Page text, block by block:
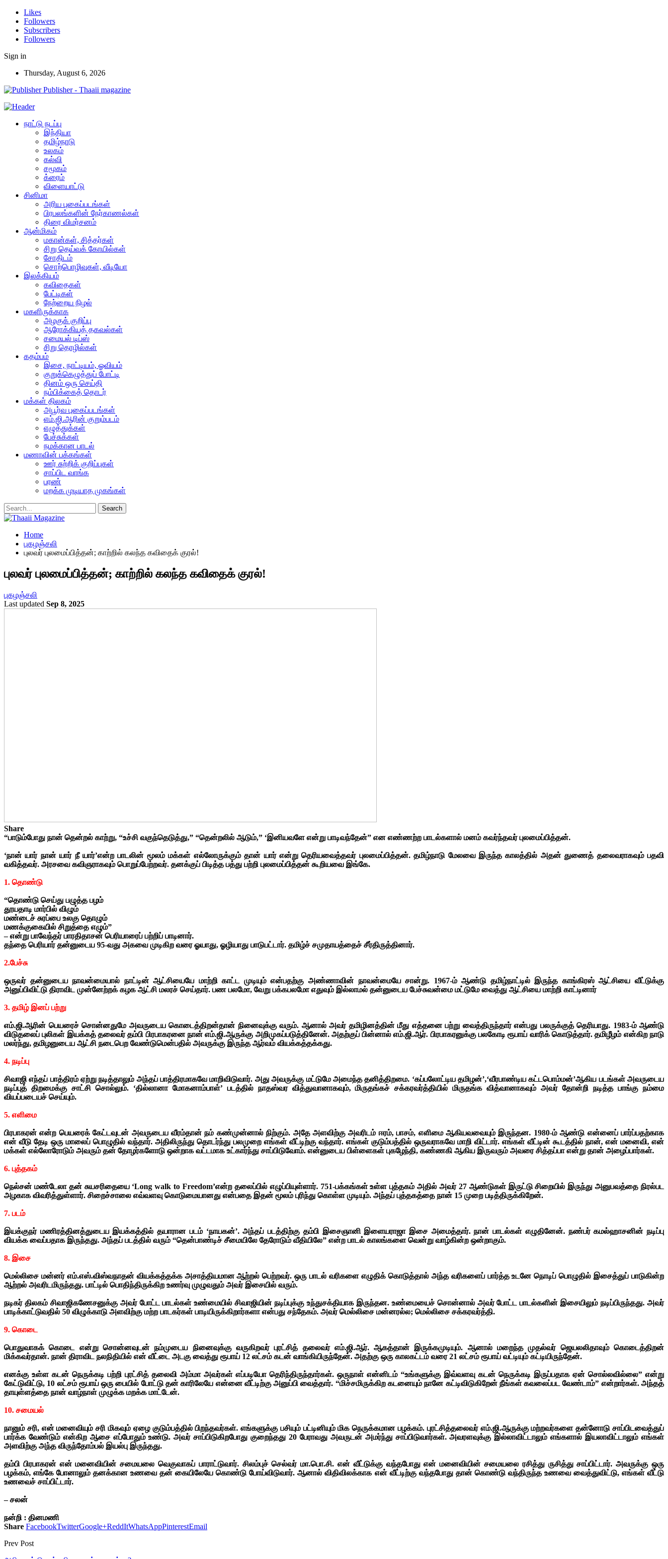
Likes
Followers
Subscribers
Followers
Sign in
Thursday, August 6, 2026
Publisher - Thaaii magazine
நாட்டு நடப்பு
இந்தியா
தமிழ்நாடு
உலகம்
கல்வி
சமூகம்
க்ரைம்
விளையாட்டு
சினிமா
அரிய புகைப்படங்கள்
பிரபலங்களின் நேர்காணல்கள்
திரை விமர்சனம்
ஆன்மிகம்
மகான்கள், சித்தர்கள்
சிறு தெய்வக் கோயில்கள்
சோதிடம்
சொற்பொழிவுகள், வீடியோ
இலக்கியம்
கவிதைகள்
பேட்டிகள்
நேற்றைய நிழல்
மகளிருக்காக
அழகுக் குறிப்பு
ஆரோக்கியத் தகவல்கள்
சமையல் டிப்ஸ்
சிறு தொழில்கள்
கதம்பம்
இசை, நாட்டியம், ஓவியம்
குறுக்கெழுத்துப் போட்டி
தினம் ஒரு செய்தி
நம்பிக்கைத் தொடர்
மக்கள் திலகம்
அபூர்வ புகைப்படங்கள்
எம்.ஜி.ஆரின் குறும்படம்
எழுத்துக்கள்
பேச்சுக்கள்
நமக்கான பாடல்
மணாவின் பக்கங்கள்
ஊர் சுற்றிக் குறிப்புகள்
சாப்பிட வாங்க
பரண்
மறக்க முடியாத முகங்கள்
Home
புகழஞ்சலி
புலவர் புலமைப்பித்தன்; காற்றில் கலந்த கவிதைக் குரல்!
புலவர் புலமைப்பித்தன்; காற்றில் கலந்த கவிதைக் குரல்!
புகழஞ்சலி
Last updated Sep 8, 2025
Share
“பாடும்போது நான் தென்றல் காற்று, “உச்சி வகுந்தெடுத்து,” “தென்றலில் ஆடும்,” ‘இனியவளே என்று பாடிவந்தேன்” என எண்ணற்ற பாடல்களால் மனம் கவர்ந்தவர் புலமைப்பித்தன்.
‘நான் யார் நான் யார் நீ யார்’என்ற பாடலின் மூலம் மக்கள் எல்லோருக்கும் தான் யார் என்று தெரியவைத்தவர் புலமைப்பித்தன். தமிழ்நாடு மேலவை இருந்த காலத்தில் அதன் துணைத் தலைவராகவும் பதவி
வகித்தவர். அரசவை கவிஞராகவும் பொறுப்பேற்றவர். தனக்குப் பிடித்த பத்து பற்றி புலமைப்பித்தன் கூறியவை இங்கே.
1. தொண்டு
“தொண்டு செய்து பழுத்த பழம்
தூயதாடி மார்பில் விழும்
மண்டைச் சுரப்பை உலகு தொழும்
மணக்குகையில் சிறுத்தை எழும்”
– என்று பாவேந்தர் பாரதிதாசன் பெரியாரைப் பற்றிப் பாடினார்.
தந்தை பெரியார் தன்னுடைய 95-வது அகவை முடிகிற வரை ஓயாது, ஓழியாது பாடுபட்டார். தமிழ்ச் சமுதாயத்தைச் சீர்திருத்தினார்.
2.பேச்சு
ஒருவர் தன்னுடைய நாவன்மையால் நாட்டின் ஆட்சியையே மாற்றி காட்ட முடியும் என்பதற்கு அண்ணாவின் நாவன்மையே சான்று. 1967-ம் ஆண்டு தமிழ்நாட்டில் இருந்த காங்கிரஸ் ஆட்சியை வீட்டுக்கு
அனுப்பிவிட்டு திராவிட முன்னேற்றக் கழக ஆட்சி மலரச் செய்தார். பண பலமோ, வேறு பக்கபலமோ எதுவும் இல்லாமல் தன்னுடைய பேச்சுவன்மை மட்டுமே வைத்து ஆட்சியை மாற்றி காட்டினார்
3. தமிழ் இனப் பற்று
எம்.ஜி.ஆரின் பெயரைச் சொன்னதுமே அவருடைய கொடைத்திறன்தான் நினைவுக்கு வரும். ஆனால் அவர் தமிழினத்தின் மீது எத்தனை பற்று வைத்திருந்தார் என்பது பலருக்குத் தெரியாது. 1983-ம் ஆண்டு
விடுதலைப் புலிகள் இயக்கத் தலைவர் தம்பி பிரபாகரனை நான் எம்.ஜி.ஆருக்கு அறிமுகப்படுத்தினேன். அதற்குப் பின்னால் எம்.ஜி.ஆர். பிரபாகரனுக்கு பலகோடி ரூபாய் வாரிக் கொடுத்தார். தமிழீழம் என்கிற நாடு
மலர்ந்து, தமிழனுடைய ஆட்சி நடைபெற வேண்டுமென்பதில் அவருக்கு இருந்த ஆர்வம் வியக்கத்தக்கது.
4. நடிப்பு
சிவாஜி எந்தப் பாத்திரம் ஏற்று நடித்தாலும் அந்தப் பாத்திரமாகவே மாறிவிடுவார். அது அவருக்கு மட்டுமே அமைந்த தனித்திறமை. ‘கப்பலோட்டிய தமிழன்’,‘வீரபாண்டிய கட்டபொம்மன்’ஆகிய படங்கள் அவருடைய
நடிப்புத் திறமைக்கு சாட்சி சொல்லும். ‘தில்லானா மோகனாம்பாள்’ படத்தில் நாதஸ்வர வித்துவானாகவும், மிருதங்கச் சக்கரவர்த்தியில் மிருதங்க வித்வானாகவும் அவர் தோன்றி நடித்த பாங்கு நம்மை
வியப்படையச் செய்யும்.
5. எளிமை
பிரபாகரன் என்ற பெயரைக் கேட்டவுடன் அவருடைய வீரம்தான் நம் கண்முன்னால் நிற்கும். அதே அளவிற்கு அவரிடம் ஈரம், பாசம், எளிமை ஆகியவவையும் இருந்தன. 1980-ம் ஆண்டு என்னைப் பார்ப்பதற்காக
என் வீடு தேடி ஒரு மாலைப் பொழுதில் வந்தார். அதிலிருந்து தொடர்ந்து பலமுறை எங்கள் வீட்டிற்கு வந்தார். எங்கள் குடும்பத்தில் ஒருவராகவே மாறி விட்டார். எங்கள் வீட்டின் கூடத்தில் நான், என் மனைவி, என்
மக்கள் எல்லோரோடும் அவரும் தன் தோழர்களோடு ஒன்றாக வட்டமாக உட்கார்ந்து சாப்பிடுவோம். என்னுடைய பிள்ளைகள் புகழேந்தி, கண்ணகி ஆகிய இருவரும் அவரை சித்தப்பா என்று தான் அழைப்பார்கள்.
6. புத்தகம்
நெல்சன் மண்டேலா தன் சுயசரிதையை ‘Long walk to Freedom’என்ற தலைப்பில் எழுப்பியுள்ளார். 751-பக்கங்கள் உள்ள புத்தகம் அதில் அவர் 27 ஆண்டுகள் இருட்டு சிறையில் இருந்து அனுபவத்தை நிரல்பட
அழகாக விவரித்துள்ளார். சிறைச்சாலை எவ்வளவு கொடுமையானது என்பதை இதன் மூலம் புரிந்து கொள்ள முடியும். அந்தப் புத்தகத்தை நான் 15 முறை படித்திருக்கிறேன்.
7. படம்
இயக்குநர் மணிரத்தினத்துடைய இயக்கத்தில் தயாரான படம் ‘நாயகன்’. அந்தப் படத்திற்கு தம்பி இசைஞானி இளையராஜா இசை அமைத்தார். நான் பாடல்கள் எழுதினேன். நண்பர் கமல்ஹாசனின் நடிப்பு
வியக்க வைப்பதாக இருந்தது. அந்தப் படத்தில் வரும் “தென்பாண்டிச் சீமையிலே தேரோடும் வீதியிலே” என்ற பாடல் காலங்களை வென்று வாழ்கின்ற ஒன்றாகும்.
8. இசை
மெல்லிசை மன்னர் எம்.எஸ்.விஸ்வநாதன் வியக்கத்தக்க அசாத்தியமான ஆற்றல் பெற்றவர். ஒரு பாடல் வரிகளை எழுதிக் கொடுத்தால் அந்த வரிகளைப் பார்த்த உடனே நொடிப் பொழுதில் இசைத்துப் பாடுகின்ற
ஆற்றல் அவரிடமிருந்தது. பாட்டில் பொதிந்திருக்கிற உணர்வு முழுவதும் அவர் இசையில் வரும்.
நடிகர் திலகம் சிவாஜிகணேசனுக்கு அவர் போட்ட பாடல்கள் உண்மையில் சிவாஜியின் நடிப்புக்கு உந்துசக்தியாக இருந்தன. உண்மையைச் சொன்னால் அவர் போட்ட பாடல்களின் இசையிலும் நடிப்பிருந்தது. அவர்
பாடிக்காட்டுவதில் 50 விழுக்காடு அளவிற்கு மற்ற பாடகர்கள் பாடியிருக்கிறார்களா என்பது சந்தேகம். அவர் மெல்லிசை மன்னரல்ல; மெல்லிசை சக்கரவர்த்தி.
9. கொடை
பொதுவாகக் கொடை என்று சொன்னவுடன் நம்முடைய நினைவுக்கு வருகிறவர் புரட்சித் தலைவர் எம்.ஜி.ஆர். ஆகத்தான் இருக்கமுடியும். ஆனால் மறைந்த முதல்வர் ஜெயலலிதாவும் கொடைத்திறன்
மிக்கவர்தான். நான் திராவிட நலநிதியில் என் வீட்டை அடகு வைத்து ரூபாய் 12 லட்சம் கடன் வாங்கியிருந்தேன். அதற்கு ஒரு காலகட்டம் வரை 21 லட்சம் ரூபாய் வட்டியும் கட்டியிருந்தேன்.
எனக்கு உள்ள கடன் நெருக்கடி பற்றி புரட்சித் தலைவி அம்மா அவர்கள் எப்படியோ தெரிந்திருந்தார்கள். ஒருநாள் என்னிடம் “உங்களுக்கு இவ்வளவு கடன் நெருக்கடி இருப்பதாக ஏன் சொல்லவில்லை” என்று
கேட்டுவிட்டு, 10 லட்சம் ரூபாய் ஒரு பையில் போட்டு தன் காரிலேயே என்னை வீட்டிற்கு அனுப்பி வைத்தார். “மிச்சமிருக்கிற கடனையும் நானே கட்டிவிடுகிறேன் நீங்கள் கவலைப்பட வேண்டாம்” என்றார்கள். அந்தத்
தாயுள்ளத்தை நான் வாழ்நாள் முழுக்க மறக்க மாட்டேன்.
10. சமையல்
நானும் சரி, என் மனைவியும் சரி மிகவும் ஏழை குடும்பத்தில் பிறந்தவர்கள். எங்களுக்கு பசியும் பட்டினியும் மிக நெருக்கமான பழக்கம். புரட்சித்தலைவர் எம்.ஜி.ஆருக்கு மற்றவர்களை தன்னோடு சாப்பிடவைத்துப்
பார்க்க வேண்டும் என்கிற ஆசை எப்போதும் உண்டு. அவர் சாப்பிடுகிறபோது குறைந்தது 20 பேராவது அவருடன் அமர்ந்து சாப்பிடுவார்கள். அவரளவுக்கு இல்லாவிட்டாலும் எங்களால் இயலாவிட்டாலும் எங்கள்
அளவிற்கு அந்த விருந்தோம்பல் இயல்பு இருந்தது.
தம்பி பிரபாகரன் என் மனைவியின் சமையலை வெகுவாகப் பாராட்டுவார். சிலம்புச் செல்வர் மா.பொ.சி. என் வீட்டுக்கு வந்தபோது என் மனைவியின் சமையலை ரசித்து ருசித்து சாப்பிட்டார். அவருக்கு ஒரு
பழக்கம், எங்கே போனாலும் தனக்கான உணவை தன் கையிலேயே கொண்டு போய்விடுவார். ஆனால் விதிவிலக்காக என் வீட்டிற்கு வந்தபோது தான் கொண்டு வந்திருந்த உணவை வைத்துவிட்டு, எங்கள் வீட்டு
உணவைச் சாப்பிட்டார்.
– சலன்
நன்றி : தினமணி
Share FacebookTwitterGoogle+ReddItWhatsAppPinterestEmail
Prev Post